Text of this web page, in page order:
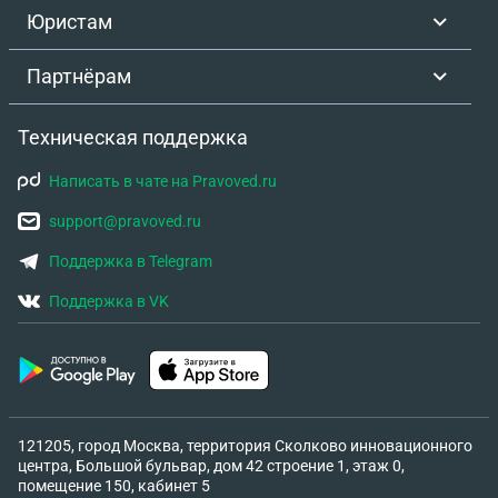
Юристам
Партнёрам
Техническая поддержка
Написать в чате на Pravoved.ru
support@pravoved.ru
Поддержка в Telegram
Поддержка в VK
121205, город Москва, территория Сколково инновационного
центра, Большой бульвар, дом 42 строение 1, этаж 0,
помещение 150, кабинет 5